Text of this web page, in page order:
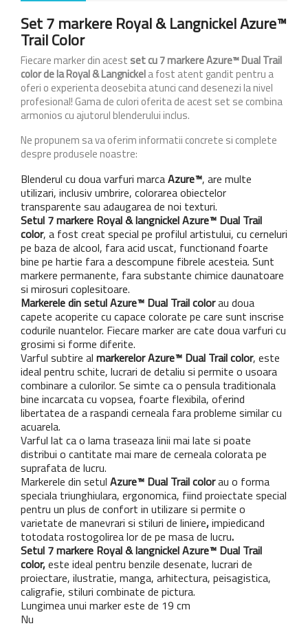
Set 7 markere Royal & Langnickel Azure™
Trail Color
Fiecare marker din acest set cu 7 markere Azure™ Dual Trail
colorde la Royal & Langnickela fost atent gandit pentru a
oferi o experienta deosebita atunci cand desenezi la nivel
profesional! Gama de culori oferita de acest set se combina
armonios cu ajutorul blenderului inclus.
Ne propunem sa va oferim informatii concrete si complete
despre produsele noastre:
Blenderul cu doua varfuri marcaAzure™, are multe
utilizari, inclusiv umbrire, colorarea obiectelor
transparente sau adaugarea de noi texturi.
Setul 7 markere Royal & langnickel Azure™ Dual Trail
color, a fost creat special pe profilul artistului, cu cerneluri
pe baza de alcool, fara acid uscat, functionand foarte
bine pe hartie fara a descompune fibrele acesteia. Sunt
markere permanente, fara substante chimice daunatoare
si mirosuri coplesitoare.
Markerele din setul Azure™ Dual Trail colorau doua
capete acoperite cu capace colorate pe care sunt inscrise
codurile nuantelor. Fiecare marker are cate doua varfuri cu
grosimi si forme diferite.
Varful subtire al markerelor Azure™ Dual Trail color, este
ideal pentru schite, lucrari de detaliu si permite o usoara
combinare a culorilor. Se simte ca o pensula traditionala
bine incarcata cu vopsea, foarte flexibila, oferind
libertatea de a raspandi cerneala fara probleme similar cu
acuarela.
Varful lat ca o lama traseaza linii mai late si poate
distribui o cantitate mai mare de cerneala colorata pe
suprafata de lucru.
Markerele din setul Azure™ Dual Trail colorau o forma
speciala triunghiulara, ergonomica, fiind proiectate special
pentru un plus de confort in utilizare si permite o
varietate de manevrari si stiluri de liniere,impiedicand
totodata rostogolirea lor de pe masa de lucru.
Setul 7 markere Royal & langnickel Azure™ Dual Trail
color,este ideal pentru benzile desenate, lucrari de
proiectare, ilustratie, manga, arhitectura, peisagistica,
caligrafie, stiluri combinate de pictura.
Lungimea unui marker este de 19 cm
Nu